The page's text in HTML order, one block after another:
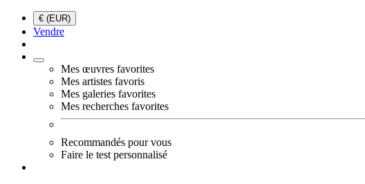
€ (EUR)
Vendre
Mes œuvres favorites
Mes artistes favoris
Mes galeries favorites
Mes recherches favorites
Recommandés pour vous
Faire le test personnalisé